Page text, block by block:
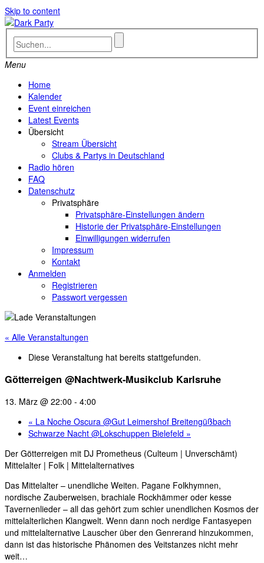
Skip to content
Menu
Home
Kalender
Event einreichen
Latest Events
Übersicht
Stream Übersicht
Clubs & Partys in Deutschland
Radio hören
FAQ
Datenschutz
Privatsphäre
Privatsphäre-Einstellungen ändern
Historie der Privatsphäre-Einstellungen
Einwilligungen widerrufen
Impressum
Kontakt
Anmelden
Registrieren
Passwort vergessen
« Alle Veranstaltungen
Diese Veranstaltung hat bereits stattgefunden.
Götterreigen @Nachtwerk-Musikclub Karlsruhe
13. März @ 22:00 - 4:00
« La Noche Oscura @Gut Leimershof Breitengüßbach
Schwarze Nacht @Lokschuppen Bielefeld »
Der Götterreigen mit DJ Prometheus (Culteum | Unverschämt)
Mittelalter | Folk | Mittelalternatives
Das Mittelalter – unendliche Weiten. Pagane Folkhymnen,
nordische Zauberweisen, brachiale Rockhämmer oder kesse
Tavernenlieder – all das gehört zum schier unendlichen Kosmos der
mittelalterlichen Klangwelt. Wenn dann noch nerdige Fantasyepen
und mittelalternative Lauscher über den Genrerand hinzukommen,
dann ist das historische Phänomen des Veitstanzes nicht mehr
weit…